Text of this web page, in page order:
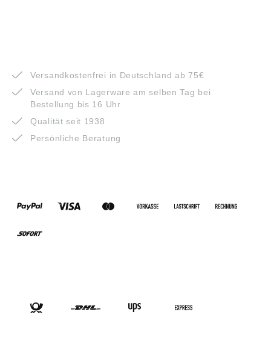
Versandkostenfrei in Deutschland ab 75€
Versand von Lagerware am selben Tag bei
Bestellung bis 16 Uhr
Qualität seit 1938
Persönliche Beratung